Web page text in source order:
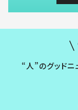
“人”のグッドニ